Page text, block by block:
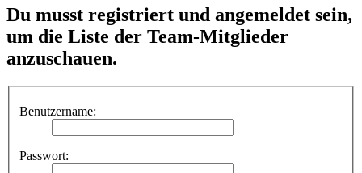
Du musst registriert und angemeldet sein,
um die Liste der Team-Mitglieder
anzuschauen.
Benutzername:
Passwort: